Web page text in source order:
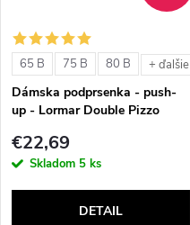
65 B 75 B 80 B + ďalšie
Dámska podprsenka - push-
up - Lormar Double Pizzo
€22,69
Skladom 5 ks
DETAIL